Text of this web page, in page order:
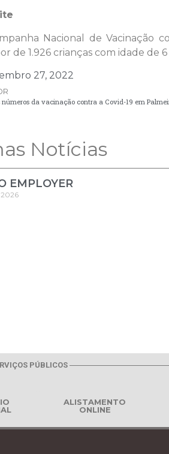
Nacional de Vacinação
de 1.926 crianças com idade de
27, 2022
números da vacinação contra a Covid-19 em
Notícias
EMPLOYER
PÚBLICOS
ALISTAMENTO
ONLINE